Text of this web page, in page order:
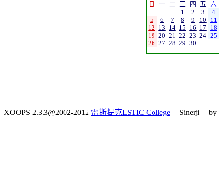
日 一 二 三 四 五
六
1
2 3
4
5
6 7 8 9 10
11
12 13 14 15 16 17
18
19 20 21 22 23 24 25
26 27 28 29 30
XOOPS 2.3.3@2002-2012 雷斯提克LSTIC College | Sinerji | by